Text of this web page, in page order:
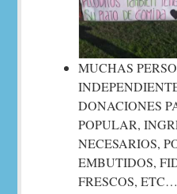
MUCHAS
DONACIONES
POPULAR,
NECESARIOS,
EMBUTIDOS,
FRESCOS,